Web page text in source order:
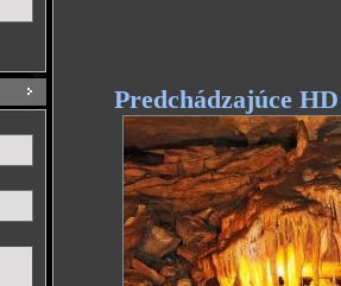
Predchádzajúce